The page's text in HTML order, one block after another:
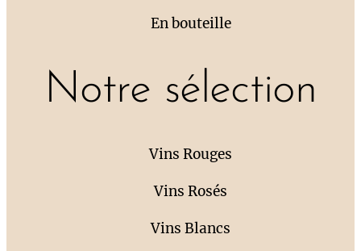
En bouteille
Notre sélection
❤️Vins Rouges
🌸Vins Rosés
🤍Vins Blancs